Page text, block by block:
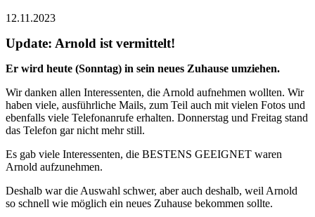
12.11.2023
Update: Arnold ist vermittelt!
Er wird heute (Sonntag) in sein neues Zuhause umziehen.
Wir danken allen Interessenten, die Arnold aufnehmen wollten. Wir
haben viele, ausführliche Mails, zum Teil auch mit vielen Fotos und
ebenfalls viele Telefonanrufe erhalten. Donnerstag und Freitag stand
das Telefon gar nicht mehr still.
Es gab viele Interessenten, die BESTENS GEEIGNET waren
Arnold aufzunehmen.
Deshalb war die Auswahl schwer, aber auch deshalb, weil Arnold
so schnell wie möglich ein neues Zuhause bekommen sollte.